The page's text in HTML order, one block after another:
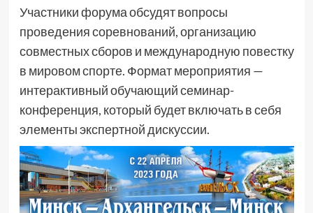
Участники форума обсудят вопросы
проведения соревнований, организацию
совместных сборов и международную повестку
в мировом спорте. Формат мероприятия —
интерактивный обучающий семинар-
конференция, который будет включать в себя
элементы экспертной дискуссии.